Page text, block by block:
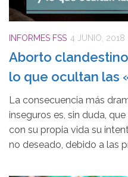
INFORMES FSS 4 JUNIO, 2018
Aborto
lo que ocultan las
La consecuencia más
inseguros es, sin duda,
con su propia vida su
no deseado, debido a las